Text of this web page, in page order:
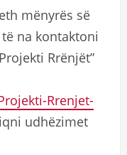
mënyrës së
na kontaktoni
Rrënjët”
Rrenjet-
udhëzimet